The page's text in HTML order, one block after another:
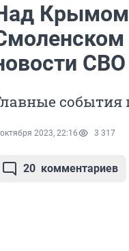
Крымом
СВО
события
2023, 22:16 3 317
20 комментариев